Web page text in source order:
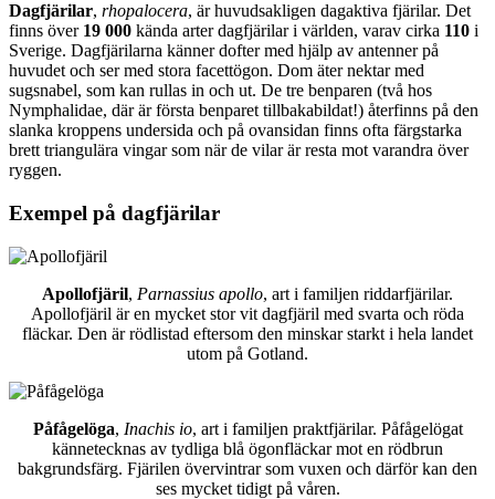
Dagfjärilar, rhopalocera, är huvudsakligen dagaktiva fjärilar. Det
finns över 19 000 kända arter dagfjärilar i världen, varav cirka 110 i
Sverige. Dagfjärilarna känner dofter med hjälp av antenner på
huvudet och ser med stora facettögon. Dom äter nektar med
sugsnabel, som kan rullas in och ut. De tre benparen (två hos
Nymphalidae, där är första benparet tillbakabildat!) återfinns på den
slanka kroppens undersida och på ovansidan finns ofta färgstarka
brett triangulära vingar som när de vilar är resta mot varandra över
ryggen.
Exempel på dagfjärilar
Apollofjäril, Parnassius apollo, art i familjen riddarfjärilar.
Apollofjäril är en mycket stor vit dagfjäril med svarta och röda
fläckar. Den är rödlistad eftersom den minskar starkt i hela landet
utom på Gotland.
Påfågelöga, Inachis io, art i familjen praktfjärilar. Påfågelögat
kännetecknas av tydliga blå ögonfläckar mot en rödbrun
bakgrundsfärg. Fjärilen övervintrar som vuxen och därför kan den
ses mycket tidigt på våren.